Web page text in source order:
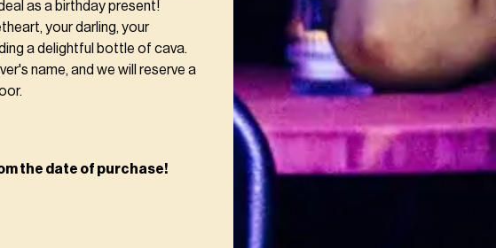
as a birthday present!
your darling, your
a delightful bottle of cava.
name, and we will reserve a
the date of purchase!